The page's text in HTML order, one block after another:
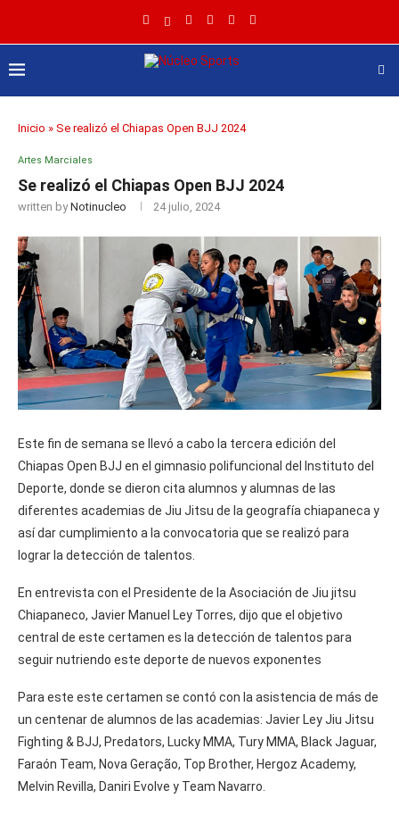
Inicio » Se realizó el Chiapas Open BJJ 2024
Artes Marciales
Se realizó el Chiapas Open BJJ 2024
written byNotinucleo 24 julio, 2024
Este fin de semana se llevó a cabo la tercera edición del
Chiapas Open BJJ en el gimnasio polifuncional del Instituto del
Deporte, donde se dieron cita alumnos y alumnas de las
diferentes academias de Jiu Jitsu de la geografía chiapaneca y
así dar cumplimiento a la convocatoria que se realizó para
lograr la detección de talentos.
En entrevista con el Presidente de la Asociación de Jiu jitsu
Chiapaneco, Javier Manuel Ley Torres, dijo que el objetivo
central de este certamen es la detección de talentos para
seguir nutriendo este deporte de nuevos exponentes
Para este este certamen se contó con la asistencia de más de
un centenar de alumnos de las academias: Javier Ley Jiu Jitsu
Fighting & BJJ, Predators, Lucky MMA, Tury MMA, Black Jaguar,
Faraón Team, Nova Geração, Top Brother, Hergoz Academy,
Melvin Revilla, Daniri Evolve y Team Navarro.